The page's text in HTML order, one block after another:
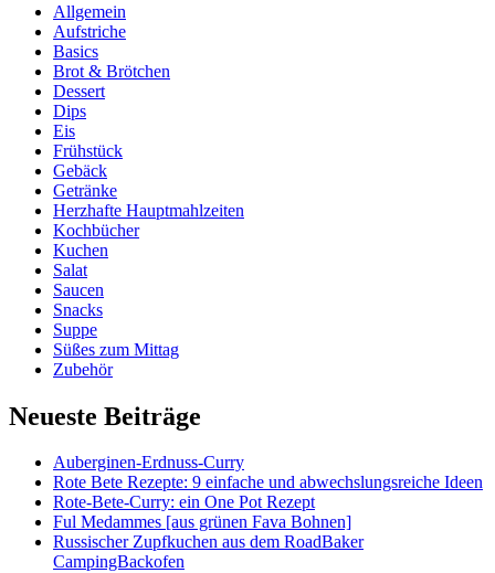
Allgemein
Aufstriche
Basics
Brot & Brötchen
Dessert
Dips
Eis
Frühstück
Gebäck
Getränke
Herzhafte Hauptmahlzeiten
Kochbücher
Kuchen
Salat
Saucen
Snacks
Suppe
Süßes zum Mittag
Zubehör
Neueste Beiträge
Auberginen-Erdnuss-Curry
Rote Bete Rezepte: 9 einfache und abwechslungsreiche Ideen
Rote-Bete-Curry: ein One Pot Rezept
Ful Medammes [aus grünen Fava Bohnen]
Russischer Zupfkuchen aus dem RoadBaker
CampingBackofen